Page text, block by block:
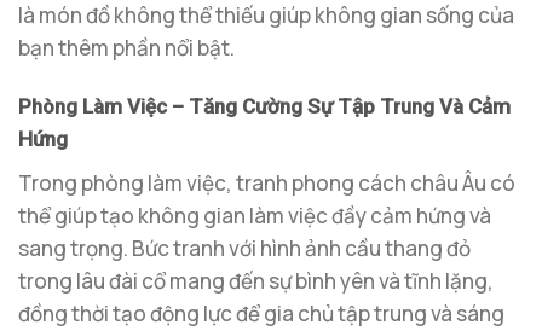
là món đồ không thể thiếu giúp không gian sống của
bạn thêm phần nổi bật.
Phòng Làm Việc – Tăng Cường Sự Tập Trung Và Cảm
Hứng
Trong phòng làm việc, tranh phong cách châu Âu có
thể giúp tạo không gian làm việc đầy cảm hứng và
sang trọng. Bức tranh với hình ảnh cầu thang đỏ
trong lâu đài cổ mang đến sự bình yên và tĩnh lặng,
đồng thời tạo động lực để gia chủ tập trung và sáng